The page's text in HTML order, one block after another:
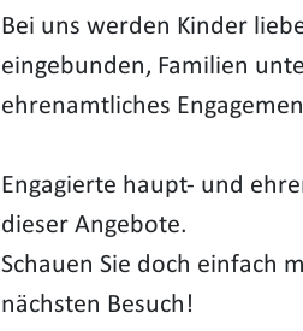
Bei uns werden Kinder
eingebunden, Familien
ehrenamtliches
Engagierte haupt- und
dieser Angebote.
Schauen Sie doch einfach
nächsten Besuch!